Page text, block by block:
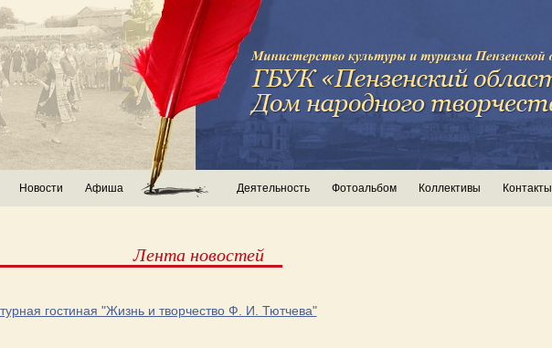
Новости Афиша Деятельность Фотоальбом Коллективы Контакты
Лента новостей
гостиная "Жизнь и творчество Ф. И. Тютчева"